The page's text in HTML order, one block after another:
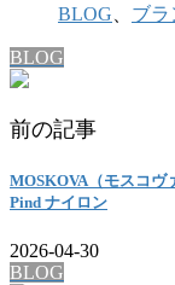
BLOG
ブラ
BLOG
前の記事
MOSKOVA（モスコヴ
Pind ナイロン
2026-04-30
BLOG